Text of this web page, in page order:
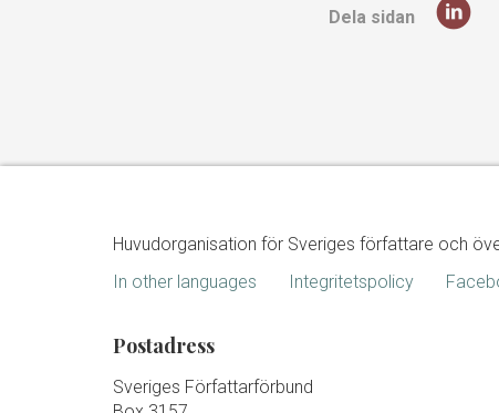
Dela sidan
Huvudorganisation för Sveriges författare och
In other languages
Integritetspolicy
Postadress
Sveriges Författarförbund